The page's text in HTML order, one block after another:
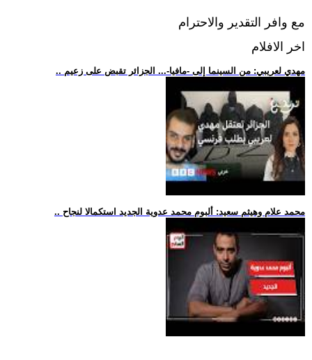
مع وافر التقدير والاحترام
اخر الافلام
.. مهدي لعريبي: من السينما إلى -مافيا-... الجزائر تقبض على زعيم
.. محمد علام وهيثم سعيد: ألبوم محمد عدوية الجديد استكمالا لنجاح